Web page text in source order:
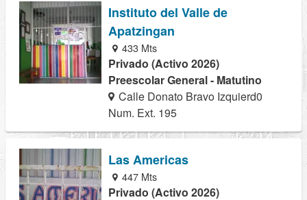
Instituto del Valle de
Apatzingan
433 Mts
Privado (Activo 2026)
Preescolar General - Matutino
Calle Donato Bravo Izquierd0
Num. Ext. 195
Las Americas
447 Mts
Privado (Activo 2026)